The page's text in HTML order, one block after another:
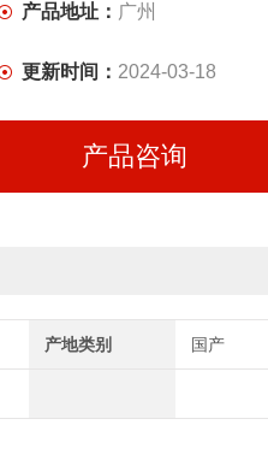
产品地址： 广州
更新时间： 2024-03-18
产品咨询
产地类别 国产